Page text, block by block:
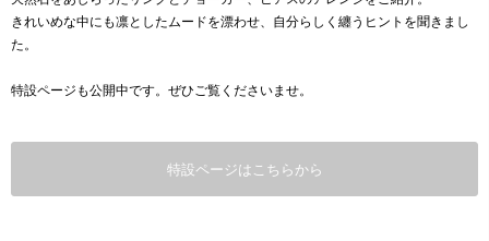
きれいめな中にも凛としたムードを漂わせ、自分らしく纏うヒントを聞きまし
た。
特設ページも公開中です。ぜひご覧くださいませ。
特設ページはこちらから